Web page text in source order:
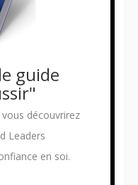
guide
découvrirez
Leaders
en soi.